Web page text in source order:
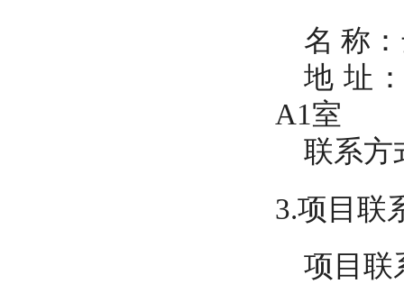
名 称
地 址
A1室
联系方
3.项目联
项目联